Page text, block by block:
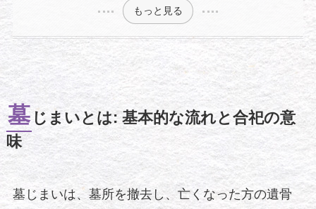
もっと見る
墓 じまいとは: 基本的な流れと合祀の意
味
墓じまいは、墓所を撤去し、亡くなった方の遺骨